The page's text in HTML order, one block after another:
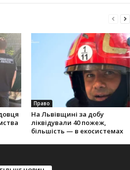
Право
На Львівщині за добу
ліквідували 40 пожеж,
більшість — в екосистемах